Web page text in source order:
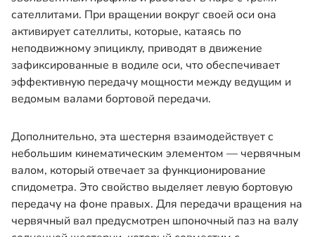
сателлитами. При вращении вокруг своей оси она
активирует сателлиты, которые, катаясь по
неподвижному эпициклу, приводят в движение
зафиксированные в водиле оси, что обеспечивает
эффективную передачу мощности между ведущим и
ведомым валами бортовой передачи.
Дополнительно, эта шестерня взаимодействует с
небольшим кинематическим элементом — червячным
валом, который отвечает за функционирование
спидометра. Это свойство выделяет левую бортовую
передачу на фоне правых. Для передачи вращения на
червячный вал предусмотрен шпоночный паз на валу